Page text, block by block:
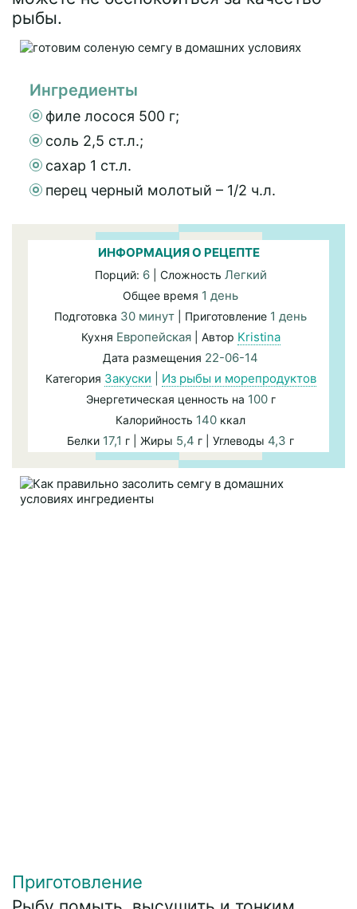
рыбы.
Ингредиенты
филе лосося 500 г;
соль 2,5 ст.л.;
сахар 1 ст.л.
перец черный молотый – 1/2 ч.л.
ИНФОРМАЦИЯ О РЕЦЕПТЕ
Порций: 6| Сложность Легкий
Общее время 1 день
Подготовка 30 минут | Приготовление 1 день
Кухня Европейская| Автор Kristina
Дата размещения 22-06-14
Категория Закуски Из рыбы и морепродуктов
Энергетическая ценность на 100г
Калорийность 140 ккал
Белки 17,1 г | Жиры 5,4 г | Углеводы 4,3 г
Приготовление